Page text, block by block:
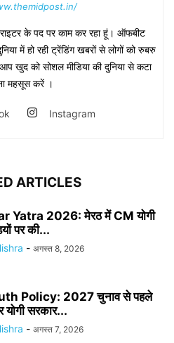
के पद पर काम कर रहा हूं। ऑफबीट
में हो रही ट्रेंडिंग खबरों से लोगों को रुबरु
खुद को सोशल मीडिया की दुनिया से कटा
महसूस करें ।
Instagram
ARTICLES
Yatra 2026: मेरठ में CM योगी
पर की...
- अगस्त 8, 2026
Policy: 2027 चुनाव से पहले
योगी सरकार...
- अगस्त 7, 2026